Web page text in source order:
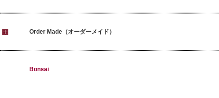
Order Made（オーダーメイド）
Bonsai